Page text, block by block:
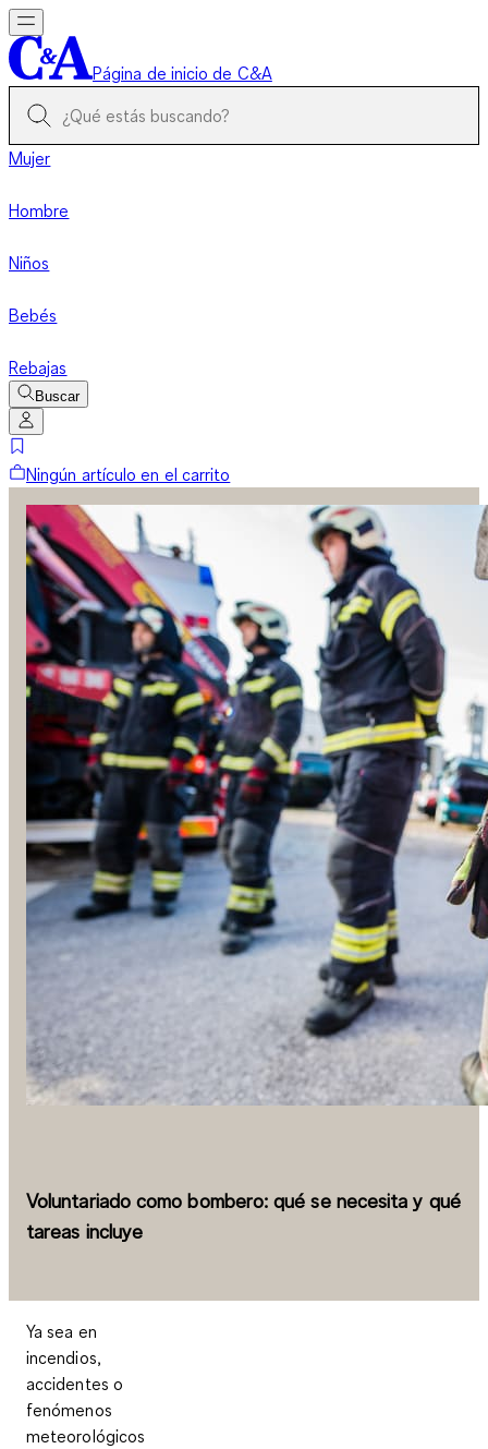
Página de inicio de C&A
Mujer
Hombre
Niños
Bebés
Rebajas
Buscar
Ningún artículo en el carrito
Voluntariado como bombero: qué se necesita y qué
tareas incluye
Ya sea en
incendios,
accidentes o
fenómenos
meteorológicos